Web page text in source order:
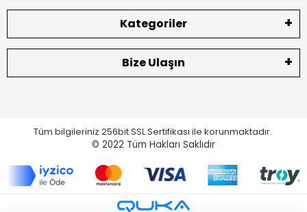
Kategoriler
Bize Ulaşın
Tüm bilgileriniz 256bit SSL Sertifikası ile korunmaktadır.
© 2022 Tüm Hakları Saklıdır